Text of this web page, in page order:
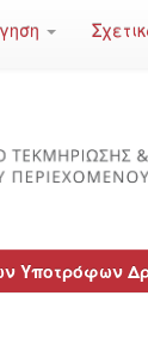
Υποτρόφων